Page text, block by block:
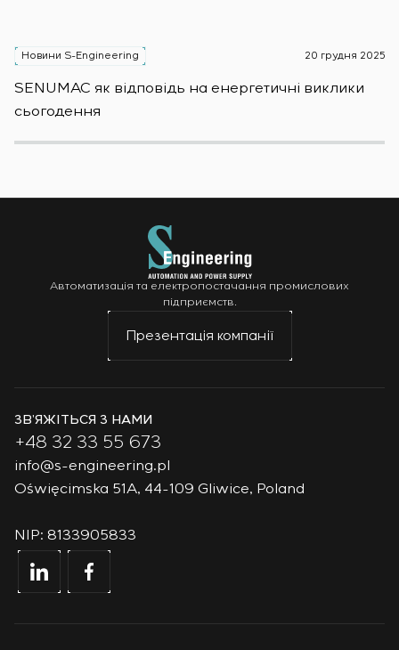
Новини S-Engineering 20 грудня 2025
SENUMAC як відповідь на енергетичні виклики
сьогодення
Автоматизація та електропостачання промислових
підприємств.
Презентація компанії
ЗВ’ЯЖІТЬСЯ З НАМИ
+48 32 33 55 673
info@s-engineering.pl
Oświęcimska 51A, 44-109 Gliwice, Poland
NIP: 8133905833